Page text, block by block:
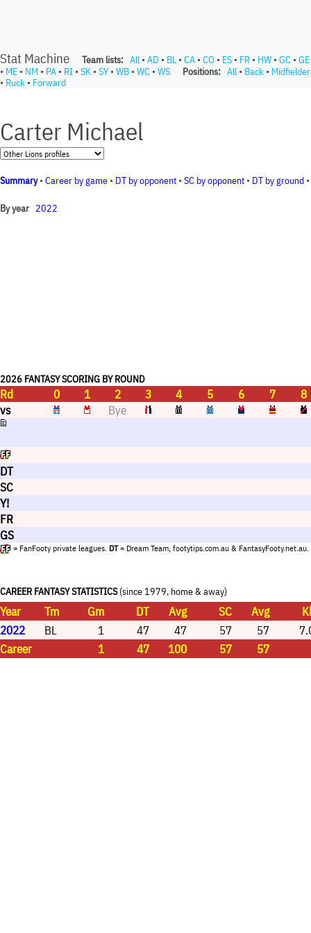
Stat Machine Team lists: All • AD • BL • CA • CO • ES • FR • HW • GC • GE
• ME • NM • PA • RI • SK • SY• WB • WC • WS Positions: All • Back • Midfielder
• Ruck • Forward